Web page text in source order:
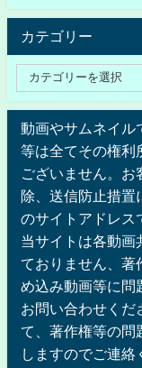
カテゴリー
動画やサムネイル
等は全てその権利
ございません。お
除、送信防止措置
のサイトアドレス
当サイトは各動画
ておりません、著
め込み動画等に問
お問い合わせくだ
て、著作権等の問
しますのでご連